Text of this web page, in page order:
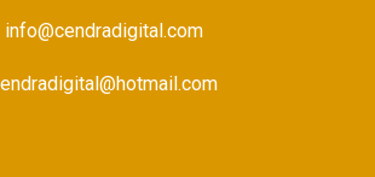
info@cendradigital.com